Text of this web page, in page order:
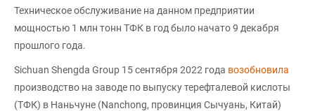
Техническое обслуживание на данном предприятии
мощностью 1 млн тонн ТФК в год было начато 9 декабря
прошлого года.
Sichuan Shengda Group 15 сентября 2022 года возобновила
производство на заводе по выпуску терефталевой кислоты
(ТФК) в Наньчуне (Nanchong, провинция Сычуань, Китай)